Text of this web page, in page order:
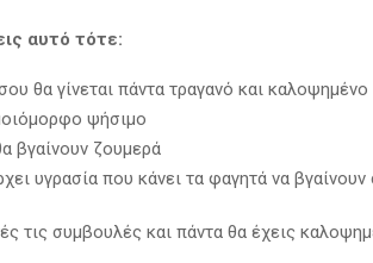
αυτό τότε:
θα γίνεται πάντα τραγανό και καλοψημένο
ψήσιμο
βγαίνουν ζουμερά
υγρασία που κάνει τα φαγητά να βγαίνουν
τις συμβουλές και πάντα θα έχεις